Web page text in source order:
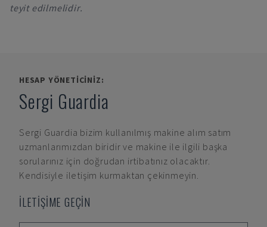
teyit edilmelidir.
HESAP YÖNETICINIZ:
Sergi Guardia
Sergi Guardia bizim kullanılmış makine alım satım
uzmanlarımızdan biridir ve makine ile ilgili başka
sorularınız için doğrudan irtibatınız olacaktır.
Kendisiyle iletişim kurmaktan çekinmeyin.
İLETİŞİME GEÇİN